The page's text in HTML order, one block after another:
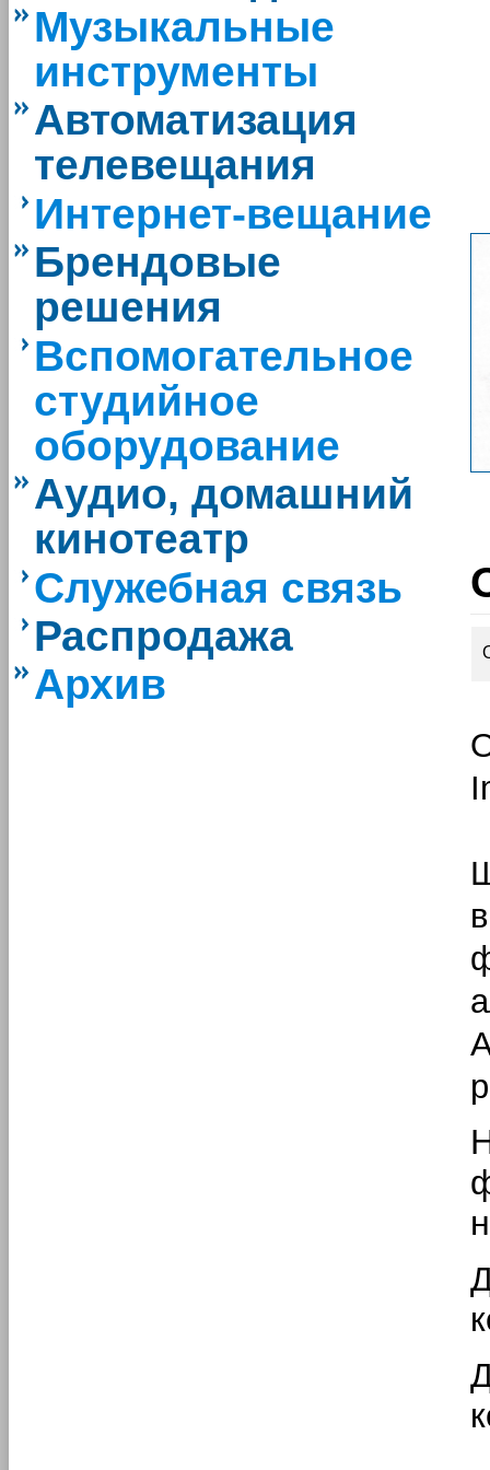
Музыкальные
инструменты
Автоматизация
телевещания
Интернет-вещание
Брендовые
решения
Вспомогательное
студийное
оборудование
Аудио, домашний
кинотеатр
Служебная связь
Распродажа
Архив